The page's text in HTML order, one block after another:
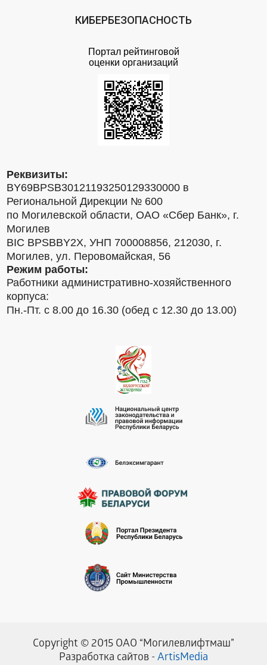
КИБЕРБЕЗОПАСНОСТЬ
Портал рейтинговой
оценки организаций
Реквизиты:
BY69BPSB30121193250129330000 в
Региональной Дирекции № 600
по Могилевской области, ОАО «Сбер Банк», г.
Могилев
BIC BPSBBY2X, УНП 700008856, 212030, г.
Могилев, ул. Перовомайская, 56
Режим работы:
Работники административно-хозяйственного
корпуса:
Пн.-Пт. с 8.00 до 16.30 (обед с 12.30 до 13.00)
Разработка сайтов - ArtisMedia
Copyright © 2015 ОАО “Могилевлифтмаш”